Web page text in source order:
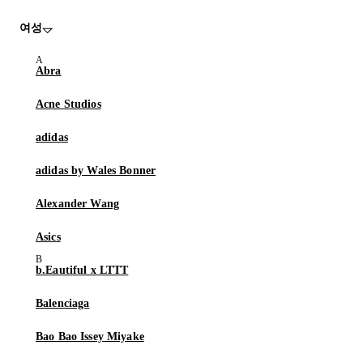
여성
Abra
Acne Studios
adidas
adidas by Wales Bonner
Alexander Wang
Asics
b.Eautiful x LTTT
Balenciaga
Bao Bao Issey Miyake